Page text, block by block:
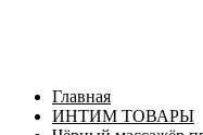
Главная
ИНТИМ ТОВАРЫ